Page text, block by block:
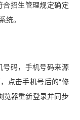
合招生管理规定确定
统。
号码，手机号码来源
点击手机号后的“修
览器重新登录并同步